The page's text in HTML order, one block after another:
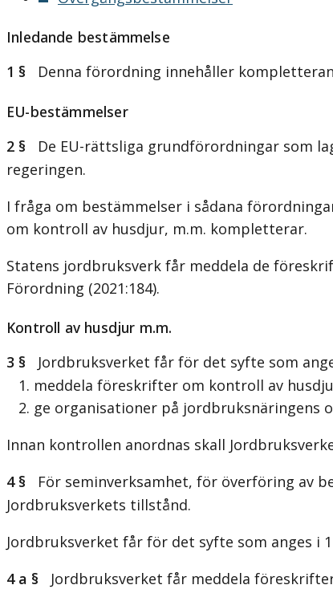
Inledande bestämmelse
1 § Denna förordning innehåller
EU-bestämmelser
2 § De EU-rättsliga grundförordningar som
regeringen.
I fråga om bestämmelser i sådana
om kontroll av husdjur, m.m. kompletterar.
Statens jordbruksverk får meddela de
Förordning (2021:184).
Kontroll av husdjur m.m.
3 § Jordbruksverket får för det syfte som
1. meddela föreskrifter om kontroll av
2. ge organisationer på jordbruksnäringens
Innan kontrollen anordnas skall
4 § För seminverksamhet, för överföring av
Jordbruksverkets tillstånd.
Jordbruksverket får för det syfte som anges i
4 a § Jordbruksverket får meddela